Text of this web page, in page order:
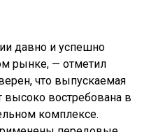
давно и успешно
рынке, — отметил
что выпускаемая
высоко востребована в
комплексе.